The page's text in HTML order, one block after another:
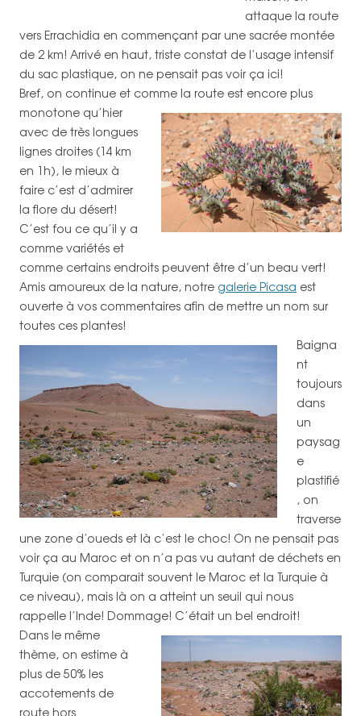
attaque la route
vers Errachidia en commençant par une sacrée montée
de 2 km! Arrivé en haut, triste constat de l’usage intensif
du sac plastique, on ne pensait pas voir ça ici!
Bref, on continue et comme la route est encore plus
monotone qu’hier
avec de très longues
lignes droites (14 km
en 1h), le mieux à
faire c’est d’admirer
la flore du désert!
C’est fou ce qu’il y a
comme variétés et
comme certains endroits peuvent être d’un beau vert!
Amis amoureux de la nature, notre galerie Picasa est
ouverte à vos commentaires afin de mettre un nom sur
toutes ces plantes!
Baigna
nt
toujours
dans
un
paysag
e
plastifié
, on
traverse
une zone d’oueds et là c’est le choc! On ne pensait pas
voir ça au Maroc et on n’a pas vu autant de déchets en
Turquie (on comparait souvent le Maroc et la Turquie à
ce niveau), mais là on a atteint un seuil qui nous
rappelle l’Inde! Dommage! C’était un bel endroit!
Dans le même
thème, on estime à
plus de 50% les
accotements de
route hors